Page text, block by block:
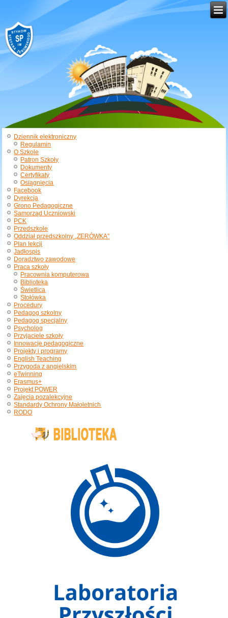
Dziennik elektroniczny
Regulamin
O Szkole
Patron Szkoły
Dokumenty
Certyfikaty
Osiągnięcia
Facebook
Dyrekcja
Grono Pedagogiczne
Samorząd Uczniowski
PCK
Przedszkole
Oddział przedszkolny „ZERÓWKA”
Plan lekcji
Jadłospis
Doradztwo zawodowe
Praca szkoły
Pracownia komputerowa
Biblioteka
Świetlica
Stołówka
Procedury
Pedagog szkolny
Pedagog specjalny
Psycholog
Przyjaciele szkoły
Innowacje pedagogiczne
Projekty i programy
English Teaching
Przygoda z angielskim
eTwinning
Erasmus+
Projekt POWER
Zajęcia pozalekcyjne
Standardy Ochrony Małoletnich
RODO